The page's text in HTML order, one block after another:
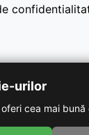
urilor
cea mai